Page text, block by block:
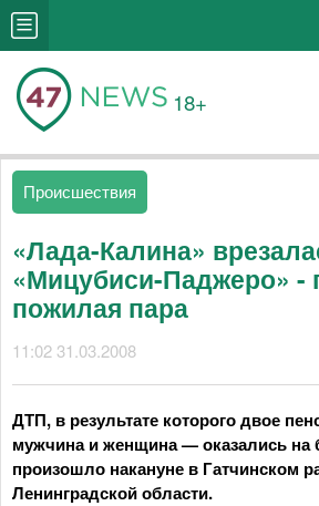
18+
Происшествия
«Лада-Калина»
«Мицубиси-Паджеро» -
пожилая пара
11:02 31.03.2008
ДТП, в результате которого двое
мужчина и женщина — оказались на
произошло накануне в Гатчинском
Ленинградской области.